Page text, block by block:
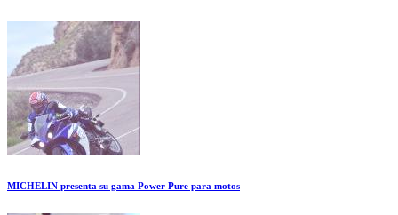
MICHELIN presenta su gama Power Pure para motos